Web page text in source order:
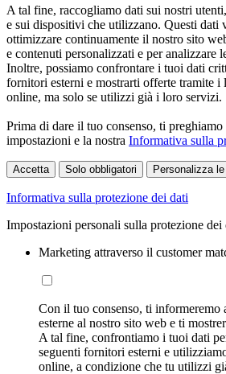
A tal fine, raccogliamo dati sui nostri
e sui dispositivi che utilizzano. Questi dati
ottimizzare continuamente il nostro sito
e contenuti personalizzati e per analizzare
Inoltre, possiamo confrontare i tuoi dati
fornitori esterni e mostrarti offerte tramite
online, ma solo se utilizzi già i loro servizi.
Prima di dare il tuo consenso, ti
impostazioni e la nostra Informativa sulla
Accetta Solo obbligatori Personalizza
Informativa sulla protezione dei dati
Impostazioni personali sulla protezione dei
Marketing attraverso il customer
Con il tuo consenso, ti informeremo
esterne al nostro sito web e ti
A tal fine, confrontiamo i tuoi dati
seguenti fornitori esterni e
online, a condizione che tu utilizzi